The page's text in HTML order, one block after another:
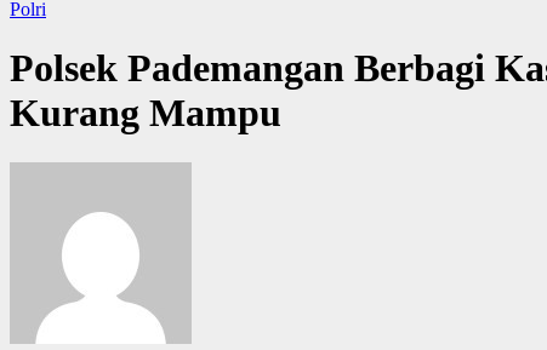
Polri
Polsek Pademangan Berbagi
Kurang Mampu